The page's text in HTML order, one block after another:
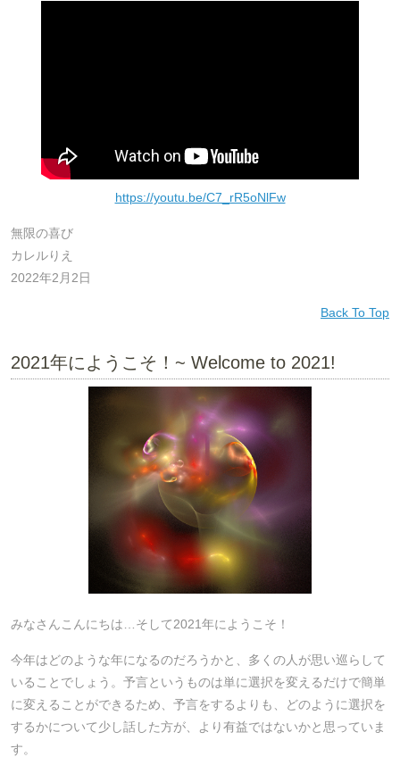
https://youtu.be/C7_rR5oNlFw
無限の喜び
カレルりえ
2022年2月2日
Back To Top
2021年にようこそ！~ Welcome to 2021!
みなさんこんにちは…そして2021年にようこそ！
今年はどのような年になるのだろうかと、多くの人が思い巡らして
いることでしょう。予言というものは単に選択を変えるだけで簡単
に変えることができるため、予言をするよりも、どのように選択を
するかについて少し話した方が、より有益ではないかと思っていま
す。